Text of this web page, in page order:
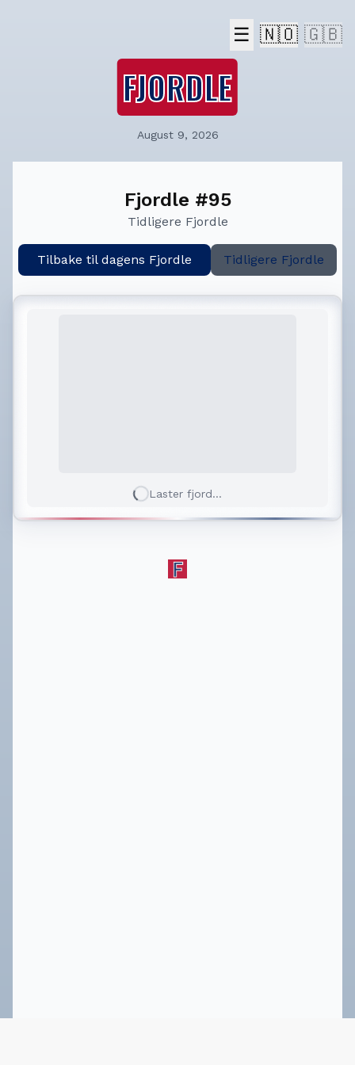
☰ 🇳🇴 🇬🇧
FJORDLE
August 9, 2026
Fjordle #95
Tidligere Fjordle
Tilbake til dagens Fjordle Tidligere Fjordle
Laster fjord...